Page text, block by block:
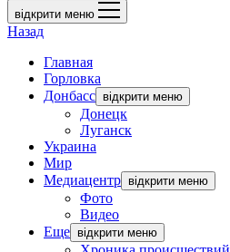
відкрити меню
Назад
Главная
Горловка
Донбасс відкрити меню
Донецк
Луганск
Украина
Мир
Медиацентр відкрити меню
Фото
Видео
Еще відкрити меню